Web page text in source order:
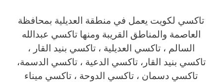
تاكسي لكويت يعمل في منطقة العديلية بمحافظة
العاصمة والمناطق القريبة ‎ومنها تاكسي عبدالله
السالم ، تاكسي العديلية ، تاكسي بنيد القار ،
تاكسي بنيد القار، تاكسي الدعية ، تاكسي الدسمة،
تاكسي دسمان ، تاكسي الدوحة ، تاكسي ميناء